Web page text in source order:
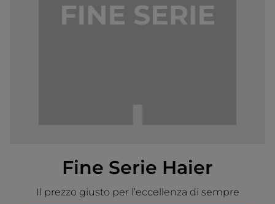
Fine Serie Haier
Il prezzo giusto per l’eccellenza di sempre